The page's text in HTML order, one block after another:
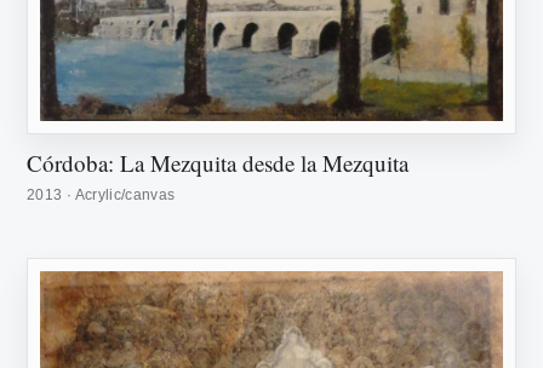
Córdoba: La Mezquita desde la Mezquita
2013 · Acrylic/canvas